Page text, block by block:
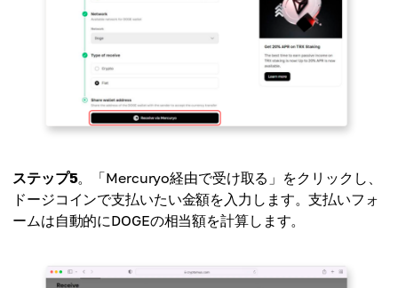
ステップ5。「Mercuryo経由で受け取る」をクリックし、
ドージコインで支払いたい金額を入力します。支払いフォ
ームは自動的にDOGEの相当額を計算します。